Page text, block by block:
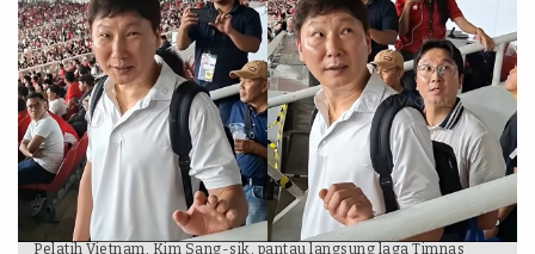
Pelatih Vietnam, Kim Sang-sik, pantau langsung laga Timnas